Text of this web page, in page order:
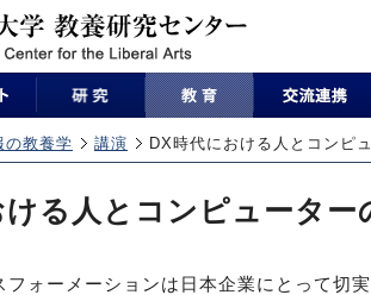
の教養学 講演 DX時代における人とコンピ
る人とコンピューター
フォーメーションは日本企業にとって切